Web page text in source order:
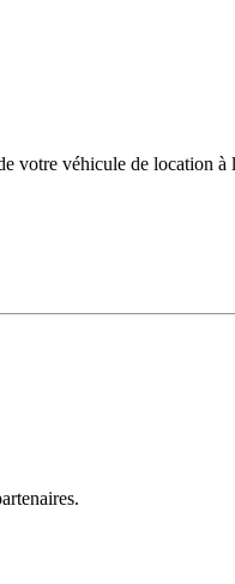
votre véhicule de location à